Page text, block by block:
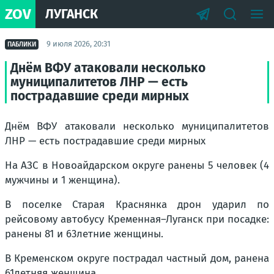
ZOV ЛУГАНСК
ПАБЛИКИ 9 июля 2026, 20:31
Днём ВФУ атаковали несколько
муниципалитетов ЛНР — есть
пострадавшие среди мирных
Днём ВФУ атаковали несколько муниципалитетов
ЛНР — есть пострадавшие среди мирных
На АЗС в Новоайдарском округе ранены 5 человек (4
мужчины и 1 женщина).
В поселке Старая Краснянка дрон ударил по
рейсовому автобусу Кременная–Луганск при посадке:
ранены 81 и 63летние женщины.
В Кременском округе пострадал частный дом, ранена